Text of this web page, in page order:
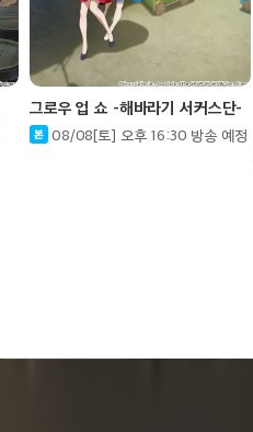
그로우 업 쇼 -해바라기 서커스단-
08/08[토] 오후 16:30 방송 예정